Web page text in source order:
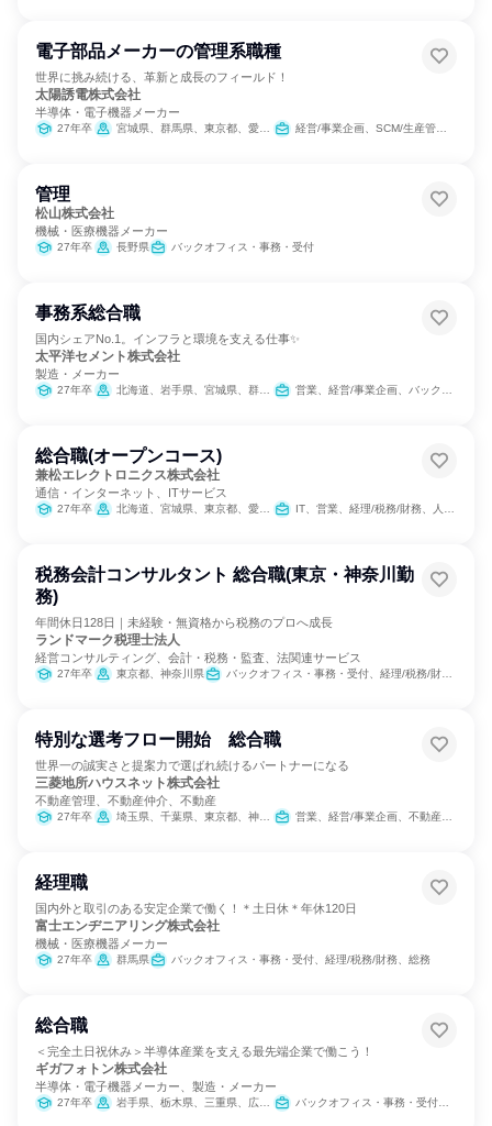
電子部品メーカーの管理系職種
世界に挑み続ける、革新と成長のフィールド！
太陽誘電株式会社
半導体・電子機器メーカー
27年卒 宮城県、群馬県、東京都、愛知県、大阪府、福岡県 経営/事業企画、SCM/生産管理/購買/物流、経理/税務/財務、人事、総務、法務/知財
管理
松山株式会社
機械・医療機器メーカー
27年卒 長野県 バックオフィス・事務・受付
事務系総合職
国内シェアNo.1。インフラと環境を支える仕事✨
太平洋セメント株式会社
製造・メーカー
27年卒 北海道、岩手県、宮城県、群馬県、埼玉県、千葉県、東京都、神奈川県、新潟県、石川県、福井県、愛知県、三重県、大阪府、広島県、香川県、高知県、福岡県、大分県 営業、経営/事業企画、バックオフィス・事務・受付、SCM/生産管理/購買/物流、経理/税務/財務、人事、総務、法務/知財、IT、広報/IR、組織運営管理・公務員・事務系職種
総合職(オープンコース)
兼松エレクトロニクス株式会社
通信・インターネット、ITサービス
27年卒 北海道、宮城県、東京都、愛知県、大阪府、福岡県、熊本県 IT、営業、経理/税務/財務、人事、総務
税務会計コンサルタント 総合職(東京・神奈川勤
務)
年間休日128日｜未経験・無資格から税務のプロへ成長
ランドマーク税理士法人
経営コンサルティング、会計・税務・監査、法関連サービス
27年卒 東京都、神奈川県 バックオフィス・事務・受付、経理/税務/財務、人事、総務、経営/事業企画、金融専門職
特別な選考フロー開始 総合職
世界一の誠実さと提案力で選ばれ続けるパートナーになる
三菱地所ハウスネット株式会社
不動産管理、不動産仲介、不動産
27年卒 埼玉県、千葉県、東京都、神奈川県、愛知県、京都府、大阪府、兵庫県、広島県、福岡県 営業、経営/事業企画、不動産専門職、経理/税務/財務、人事、総務、広報/IR、組織運営管理・公務員・事務系職種
経理職
国内外と取引のある安定企業で働く！＊土日休＊年休120日
富士エンヂニアリング株式会社
機械・医療機器メーカー
27年卒 群馬県 バックオフィス・事務・受付、経理/税務/財務、総務
総合職
＜完全土日祝休み＞半導体産業を支える最先端企業で働こう！
ギガフォトン株式会社
半導体・電子機器メーカー、製造・メーカー
27年卒 岩手県、栃木県、三重県、広島県、熊本県 バックオフィス・事務・受付、SCM/生産管理/購買/物流、経理/税務/財務、人事、総務、製造・生産工程、建築/土木/プラント専門職